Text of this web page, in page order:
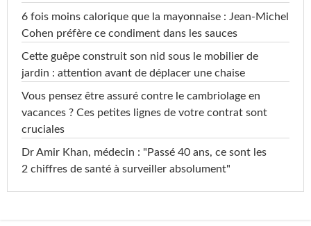
6 fois moins calorique que la mayonnaise : Jean-Michel
Cohen préfère ce condiment dans les sauces
Cette guêpe construit son nid sous le mobilier de
jardin : attention avant de déplacer une chaise
Vous pensez être assuré contre le cambriolage en
vacances ? Ces petites lignes de votre contrat sont
cruciales
Dr Amir Khan, médecin : "Passé 40 ans, ce sont les
2 chiffres de santé à surveiller absolument"